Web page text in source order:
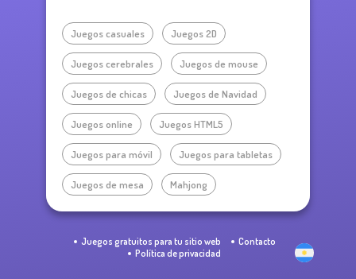
Juegos casuales Juegos 2D
Juegos cerebrales Juegos de mouse
Juegos de chicas Juegos de Navidad
Juegos online Juegos HTML5
Juegos para móvil Juegos para tabletas
Juegos de mesa Mahjong
Juegos gratuitos para tu sitio web
Contacto
Política de privacidad